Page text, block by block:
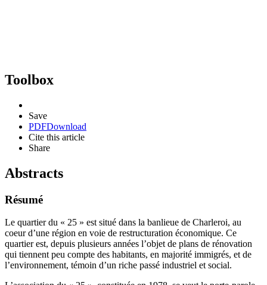
Toolbox
Save
PDFDownload
Cite this article
Share
Abstracts
Résumé
Le quartier du « 25 » est situé dans la banlieue de Charleroi, au
coeur d’une région en voie de restructuration économique. Ce
quartier est, depuis plusieurs années l’objet de plans de rénovation
qui tiennent peu compte des habitants, en majorité immigrés, et de
l’environnement, témoin d’un riche passé industriel et social.